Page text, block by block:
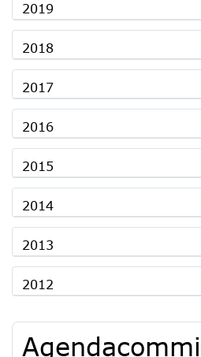
2019
2018
2017
2016
2015
2014
2013
2012